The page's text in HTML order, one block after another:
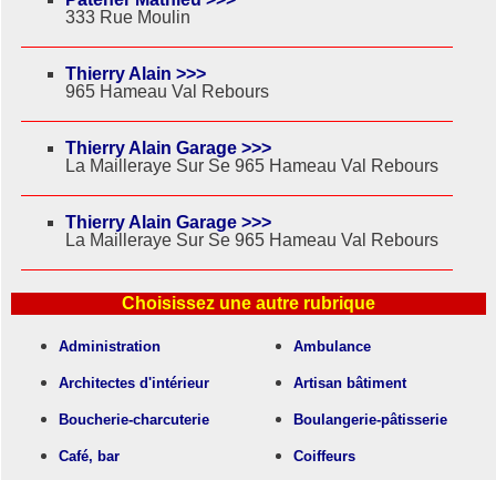
333 Rue Moulin
Thierry Alain >>>
965 Hameau Val Rebours
Thierry Alain Garage >>>
La Mailleraye Sur Se 965 Hameau Val Rebours
Thierry Alain Garage >>>
La Mailleraye Sur Se 965 Hameau Val Rebours
Choisissez une autre rubrique
Administration Ambulance
Architectes d'intérieur Artisan bâtiment
Boucherie-charcuterie Boulangerie-pâtisserie
Café, bar Coiffeurs